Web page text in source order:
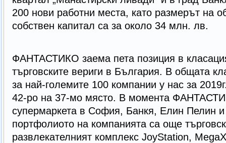
200 нови работни места, като размерът на
собствен капитал са за около 34 млн. лв.
ФАНТАСТИКО заема пета позиция в
търговските вериги в България. В общата
за най-големите 100 компании у нас за
42-ро на 37-мо място. В момента
супермаркета в София, Банкя, Елин Пелин
портфолиото на компанията са още
развлекателният комплекс JoyStation,